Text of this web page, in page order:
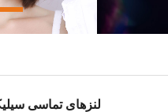
لنزهای تماسی